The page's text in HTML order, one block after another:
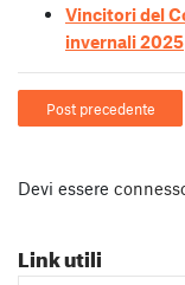
Vincitori del
invernali 2025
Post precedente
Devi essere
Link utili